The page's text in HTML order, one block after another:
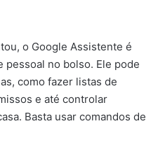
o Google Assistente é
pessoal no bolso. Ele pode
como fazer listas de
e até controlar
Basta usar comandos de